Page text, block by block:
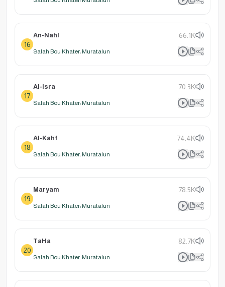
16
An-Nahl 66.1K
Salah Bou Khater: Muratalun
17
Al-Isra 70.3K
Salah Bou Khater: Muratalun
18
Al-Kahf 74.4K
Salah Bou Khater: Muratalun
19
Maryam 78.5K
Salah Bou Khater: Muratalun
20
TaHa 82.7K
Salah Bou Khater: Muratalun